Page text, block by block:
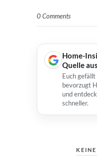
0 Comments
Home-
Quelle
Euch
bevorzugt
und
schneller.